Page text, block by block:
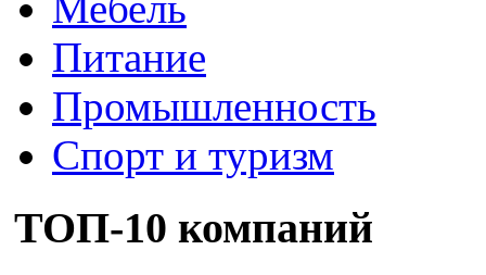
Питание
Промышленность
Спорт и туризм
ТОП-10 компаний